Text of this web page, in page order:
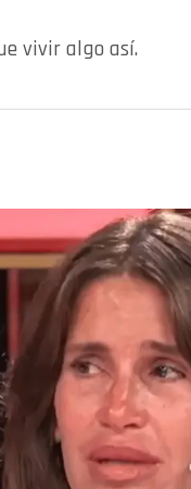
vivir algo así.